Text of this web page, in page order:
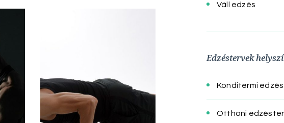
Váll edzés
Edzéstervek
Konditermi
Otthoni